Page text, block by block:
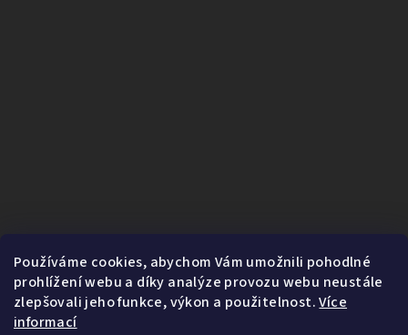
Používáme cookies, abychom Vám umožnili pohodlné
prohlížení webu a díky analýze provozu webu neustále
zlepšovali jeho funkce, výkon a použitelnost.Více
informací